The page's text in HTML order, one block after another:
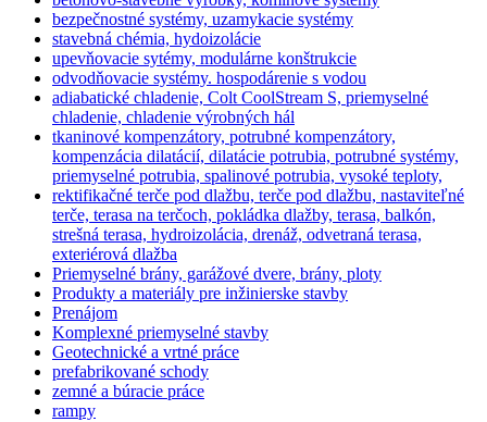
bezpečnostné systémy, uzamykacie systémy
stavebná chémia, hydoizolácie
upevňovacie sytémy, modulárne konštrukcie
odvodňovacie systémy. hospodárenie s vodou
adiabatické chladenie, Colt CoolStream S, priemyselné
chladenie, chladenie výrobných hál
tkaninové kompenzátory, potrubné kompenzátory,
kompenzácia dilatácií, dilatácie potrubia, potrubné systémy,
priemyselné potrubia, spalinové potrubia, vysoké teploty,
rektifikačné terče pod dlažbu, terče pod dlažbu, nastaviteľné
terče, terasa na terčoch, pokládka dlažby, terasa, balkón,
strešná terasa, hydroizolácia, drenáž, odvetraná terasa,
exteriérová dlažba
Priemyselné brány, garážové dvere, brány, ploty
Produkty a materiály pre inžinierske stavby
Prenájom
Komplexné priemyselné stavby
Geotechnické a vrtné práce
prefabrikované schody
zemné a búracie práce
rampy